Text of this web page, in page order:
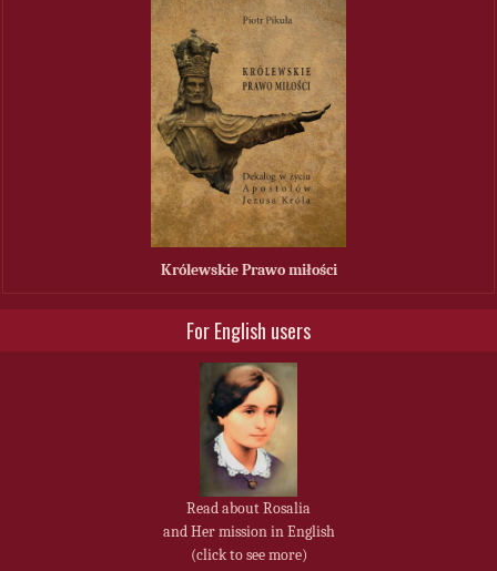
Królewskie Prawo miłości
For English users
Read about Rosalia
and Her mission in English
(click to see more)